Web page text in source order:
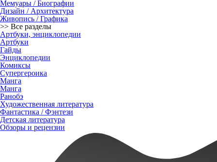
Мемуары / Биографии
Дизайн / Архитектура
Живопись / Графика
>> Все разделы
Артбуки, энциклопедии
Артбуки
Гайды
Энциклопедии
Комиксы
Супергероика
Манга
Манга
Ранобэ
Художественная литература
Фантастика / Фэнтези
Детская литература
Обзоры и рецензии